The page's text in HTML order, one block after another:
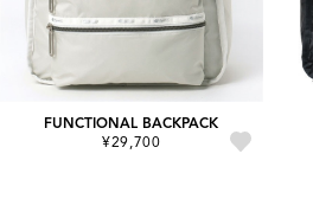
FUNCTIONAL BACKPACK
¥29,700